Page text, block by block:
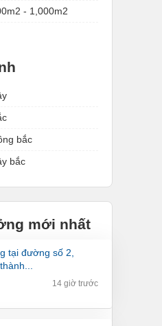
- 1,000m2
bắc
bắc
mới nhất
14 giờ trước